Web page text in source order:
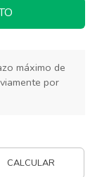
máximo de
por
CALCULAR